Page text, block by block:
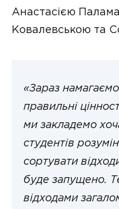
Анастасією
Ковалевською та
«Зараз
правильні
ми закладемо
студентів
сортувати
буде запущено.
відходами